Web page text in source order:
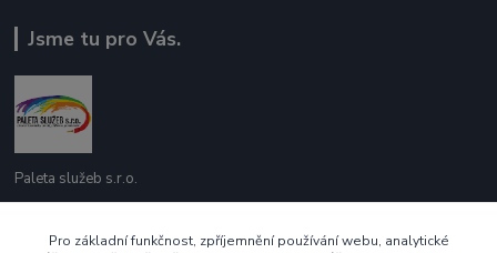
Jsme tu pro Vás.
Paleta služeb s.r.o.
737 209 718
Pro základní funkčnost, zpříjemnění používání webu, analytické